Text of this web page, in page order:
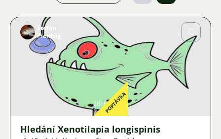
Obrázek
Stefan
Pierdzig
2616POPTÁVKA
Hledání Xenotilapia longispinis